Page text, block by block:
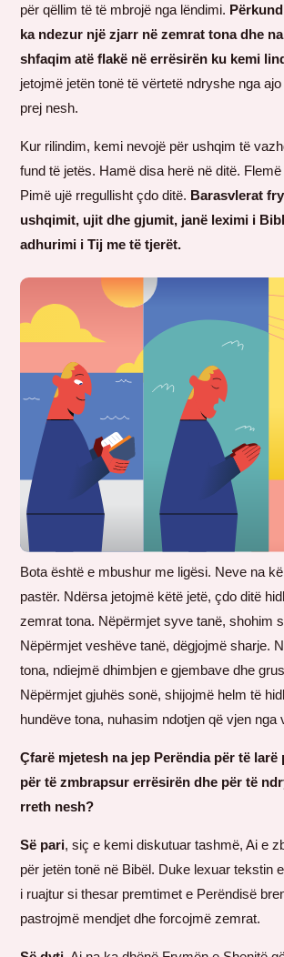
për qëllim të të mbrojë nga lëndimi.
ka ndezur një zjarr në zemrat tona dhe
shfaqim atë flakë në errësirën ku kemi
jetojmë jetën tonë të vërtetë ndryshe nga
prej nesh.
Kur rilindim, kemi nevojë për ushqim të
fund të jetës. Hamë disa herë në ditë.
Pimë ujë rregullisht çdo ditë. Barasvlerat
ushqimit, ujit dhe gjumit, janë leximi i
adhurimi i Tij me të tjerët.
Bota është e mbushur me ligësi. Neve na
pastër. Ndërsa jetojmë këtë jetë, çdo ditë
zemrat tona. Nëpërmjet syve tanë, shohim
Nëpërmjet veshëve tanë, dëgjojmë sharje.
tona, ndiejmë dhimbjen e gjembave dhe
Nëpërmjet gjuhës sonë, shijojmë helm të
hundëve tona, nuhasim ndotjen që vjen nga
Çfarë mjetesh na jep Perëndia për të larë
për të zmbrapsur errësirën dhe për të
rreth nesh?
Së pari, siç e kemi diskutuar tashmë, Ai e
për jetën tonë në Bibël. Duke lexuar tekstin
i ruajtur si thesar premtimet e Perëndisë
pastrojmë mendjet dhe forcojmë zemrat.